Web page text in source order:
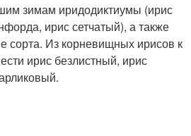
зимам иридодиктиумы (ирис
ирис сетчатый), а также
сорта. Из корневищных ирисов к
ирис безлистный, ирис